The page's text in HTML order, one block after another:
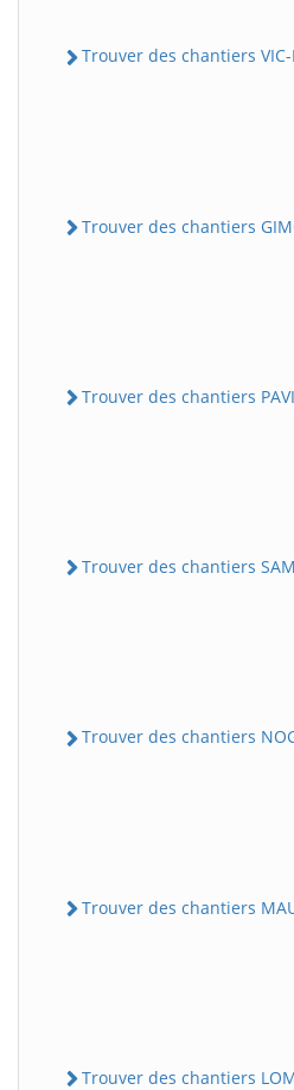
Trouver des chantiers VIC-
Trouver des chantiers
Trouver des chantiers
Trouver des chantiers
Trouver des chantiers
Trouver des chantiers
Trouver des chantiers